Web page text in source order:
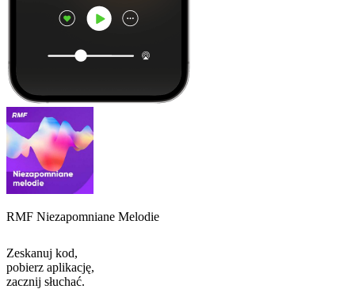
RMF Niezapomniane Melodie
Zeskanuj kod,
pobierz aplikację,
zacznij słuchać.